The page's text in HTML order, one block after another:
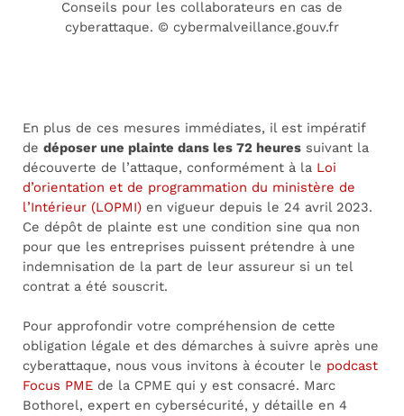
Conseils pour les collaborateurs en cas de
cyberattaque. © cybermalveillance.gouv.fr
En plus de ces mesures immédiates, il est impératif
de déposer une plainte dans les 72 heures suivant la
découverte de l’attaque, conformément à la Loi
d’orientation et de programmation du ministère de
l’Intérieur (LOPMI) en vigueur depuis le 24 avril 2023.
Ce dépôt de plainte est une condition sine qua non
pour que les entreprises puissent prétendre à une
indemnisation de la part de leur assureur si un tel
contrat a été souscrit.
Pour approfondir votre compréhension de cette
obligation légale et des démarches à suivre après une
cyberattaque, nous vous invitons à écouter le podcast
Focus PME de la CPME qui y est consacré. Marc
Bothorel, expert en cybersécurité, y détaille en 4